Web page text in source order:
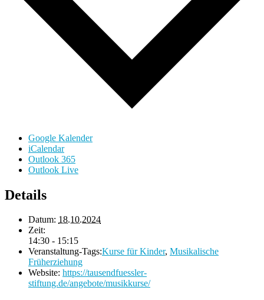
Google Kalender
iCalendar
Outlook 365
Outlook Live
Details
Datum: 18.10.2024
Zeit:
14:30 - 15:15
Veranstaltung-Tags:Kurse für Kinder, Musikalische
Früherziehung
Website: https://tausendfuessler-
stiftung.de/angebote/musikkurse/